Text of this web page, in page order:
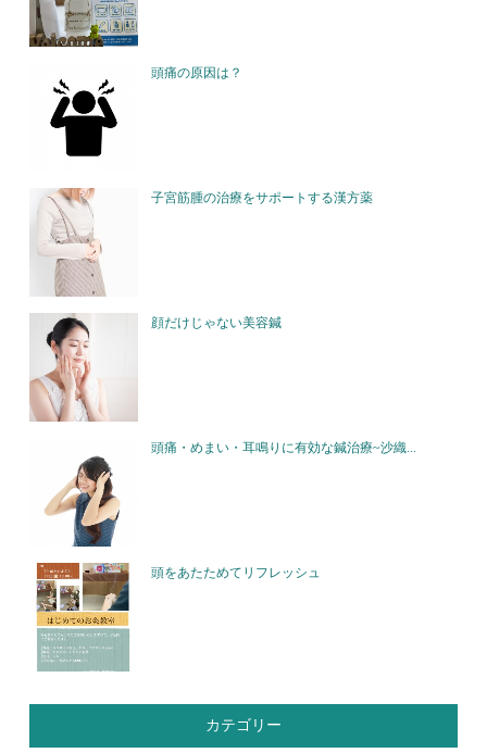
頭痛の原因は？
子宮筋腫の治療をサポートする漢方薬
顔だけじゃない美容鍼
頭痛・めまい・耳鳴りに有効な鍼治療~沙織...
頭をあたためてリフレッシュ
カテゴリー